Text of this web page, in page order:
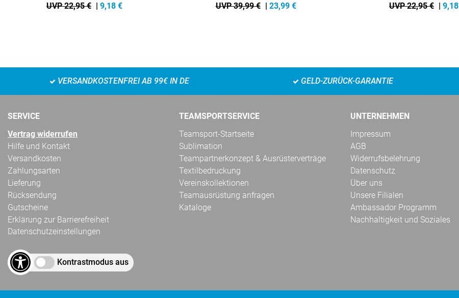
UVP 22,95 € 9,18 € UVP 39,99 € 23,99 € UVP 22,95 € 9,18
VERSANDKOSTENFREI AB 99€ IN DE GELD-ZURÜCK-GARANTIE
SERVICE
Vertrag widerrufen
Hilfe und Kontakt
Versandkosten
Zahlungsarten
Lieferung
Rücksendung
Gutscheine
Erklärung zur Barrierefreiheit
Datenschutzeinstellungen
Kontrastmodus aus
TEAMSPORTSERVICE
Teamsport-Startseite
Sublimation
Teampartnerkonzept & Ausrüsterverträge
Textilbedruckung
Vereinskollektionen
Teamausrüstung anfragen
Kataloge
UNTERNEHMEN
Impressum
AGB
Widerrufsbelehrung
Datenschutz
Über uns
Unsere Filialen
Ambassador Programm
Nachhaltigkeit und Soziales